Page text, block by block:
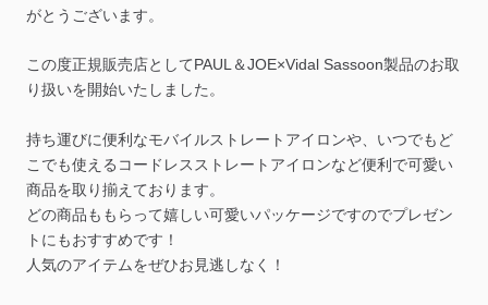
がとうございます。
この度正規販売店としてPAUL＆JOE×Vidal Sassoon製品のお取
り扱いを開始いたしました。
持ち運びに便利なモバイルストレートアイロンや、いつでもど
こでも使えるコードレスストレートアイロンなど便利で可愛い
商品を取り揃えております。
どの商品ももらって嬉しい可愛いパッケージですのでプレゼン
トにもおすすめです！
人気のアイテムをぜひお見逃しなく！